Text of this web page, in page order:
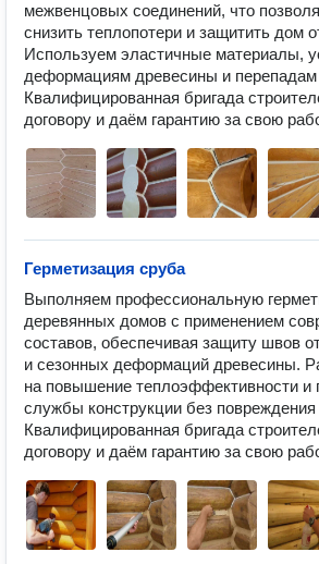
межвенцовых соединений, что
снизить теплопотери и защитить дом
Используем эластичные материалы,
деформациям древесины и перепадам
Квалифицированная бригада
договору и даём гарантию за свою
Герметизация сруба
Выполняем профессиональную
деревянных домов с применением
составов, обеспечивая защиту швов
и сезонных деформаций древесины.
на повышение теплоэффективности и
службы конструкции без повреждения
Квалифицированная бригада
договору и даём гарантию за свою